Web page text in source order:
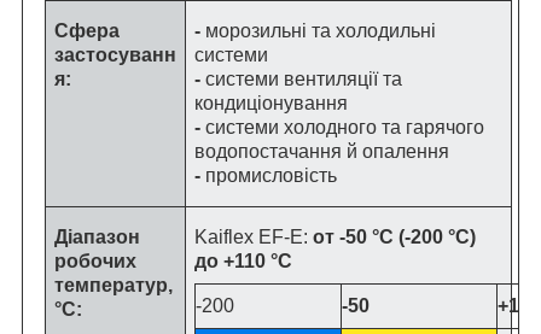
Сфера
застосуванн
я:
- морозильні та холодильні
системи
- системи вентиляції та
кондиціонування
- системи холодного та гарячого
водопостачання й опалення
- промисловість
Діапазон
робочих
температур,
°C:
Kaiflex EF-E: от -50 °C (-200 °C)
до +110 °C
-200 -50 +110